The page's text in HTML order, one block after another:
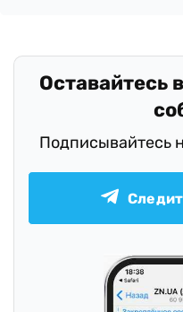
Оставайтесь
Подписывайтесь